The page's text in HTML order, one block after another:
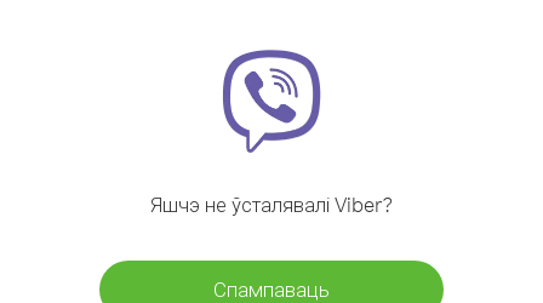
Яшчэ не ўсталявалі Viber?
Спампаваць